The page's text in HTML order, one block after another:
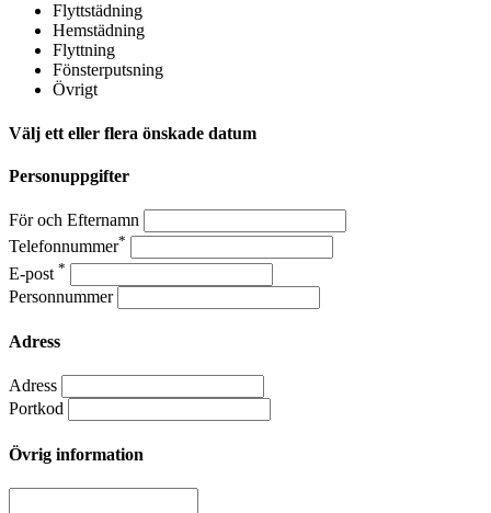
Flyttstädning
Hemstädning
Flyttning
Fönsterputsning
Övrigt
Välj ett eller flera önskade datum
Personuppgifter
För och Efternamn
Telefonnummer*
E-post *
Personnummer
Adress
Adress
Portkod
Övrig information